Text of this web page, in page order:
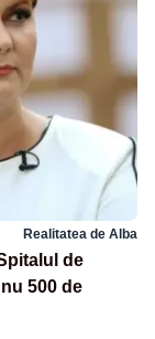
Realitatea de Alba
de
500 de